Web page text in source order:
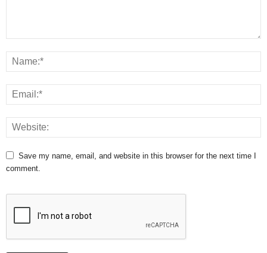
Save my name, email, and website in this browser for the next time I
comment.